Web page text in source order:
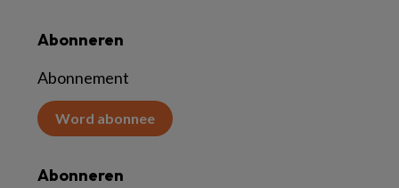
Abonneren
Abonnement
Word abonnee
Abonneren